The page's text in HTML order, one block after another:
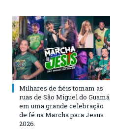
Milhares de fiéis tomam as
ruas de São Miguel do Guamá
em uma grande celebração
de fé na Marcha para Jesus
2026.